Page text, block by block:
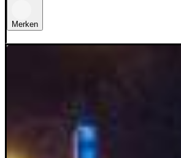
Merken